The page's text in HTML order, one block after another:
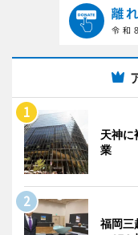
天神に
業
福岡三